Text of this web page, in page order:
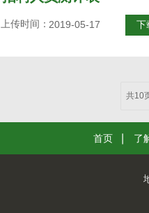
2019-05-17
上传时间： 下
共10
首页 了